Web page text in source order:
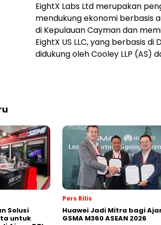
EightX Labs Ltd merupakan
mendukung ekonomi berbasis
di Kepulauan Cayman dan
EightX US LLC, yang berbasis
didukung oleh Cooley LLP (AS)
Solusi
untuk
Pers Rilis
Huawei Jadi Mitra bagi
GSMA M360 ASEAN 2026